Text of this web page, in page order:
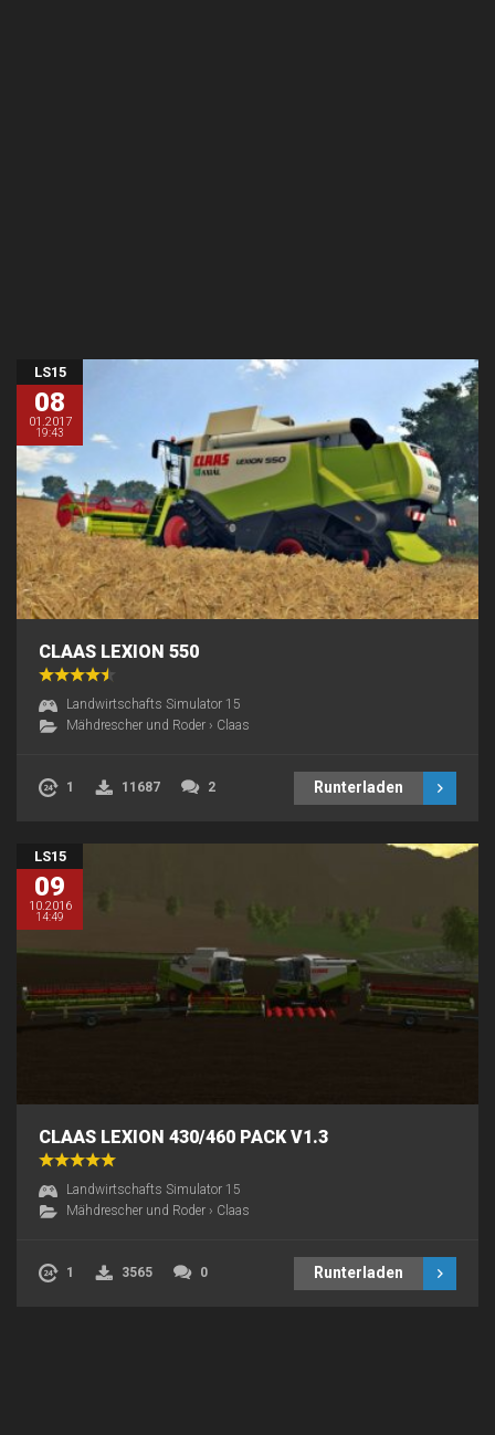
LS15
08
01.2017
19:43
CLAAS LEXION 550
Landwirtschafts Simulator 15
Mähdrescher und Roder › Claas
1 11687 2 Runterladen
LS15
09
10.2016
14:49
CLAAS LEXION 430/460 PACK V1.3
Landwirtschafts Simulator 15
Mähdrescher und Roder › Claas
1 3565 0 Runterladen